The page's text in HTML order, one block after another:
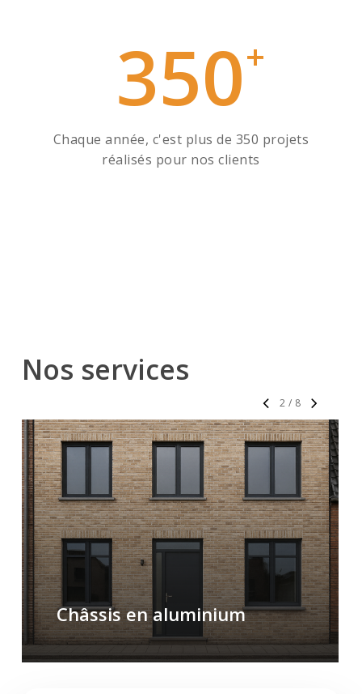
350+
Chaque année, c'est plus de 350 projets
réalisés pour nos clients
Nos services
2/ 8
Châssis en aluminium